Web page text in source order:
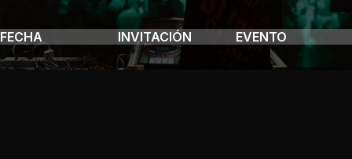
FECHA INVITACIÓN EVENTO